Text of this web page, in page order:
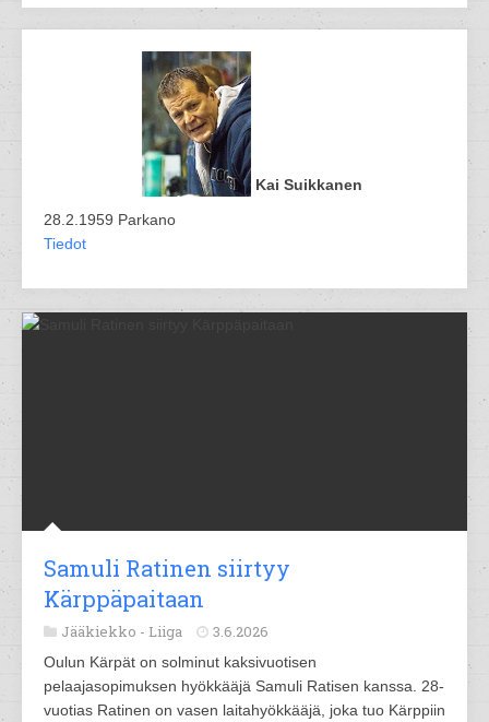
Kai Suikkanen
28.2.1959 Parkano
Tiedot
Samuli Ratinen siirtyy
Kärppäpaitaan
Jääkiekko - Liiga 3.6.2026
Oulun Kärpät on solminut kaksivuotisen
pelaajasopimuksen hyökkääjä Samuli Ratisen kanssa. 28-
vuotias Ratinen on vasen laitahyökkääjä, joka tuo Kärppiin